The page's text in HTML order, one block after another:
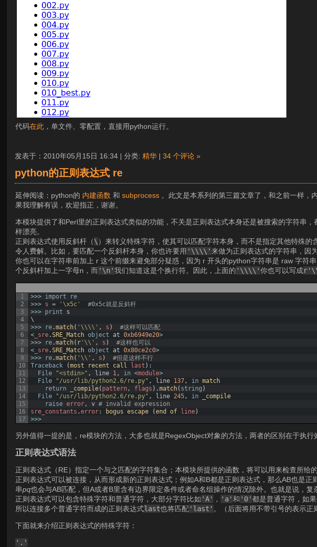
代码在此 ，单文件、零配置，直接用python运行。
发表于：2010年05月15日 16:34 | 分类: 精华 | 34 个评论 »
python的正则表达式 re
延伸阅读：python的 内建函数 和subprocess 。此文是本系列的第三篇文章了，和之前一样，
果我理解有误，欢迎指正，谢谢。
本模块提供了和Perl里的正则表达式类似的功能，不关是正则表达式本身还是被搜索的字符串
样漂亮。
正则表达式使用反斜杆（\ ）来转义特殊字符，使其可以匹配字符本身，而不是指定其他特殊
令人费解。比如，要匹配一个反斜杆本身，你也许要用 '\\\\'来做为正则表达式的字符串，因
你也可以在字符串前加上 r 这个前缀来避免部分疑惑，因为 r 开头的python字符串是 raw 字符
个反斜杆加上一字母n，而'\n'我们知道这是个换行符。因此，上面的 '\\\\'你也可以写成
1
2
3
4
5
6
7
8
9
10
11
12
13
14
15
16
17
>>> import
re
>>> s = '\x5c'
#0x5c就是反斜杆
>>> print
s
\
>>>
re.match( '\\\\' , s )
#这样可以匹配
< _sre.SRE_Match object at 0xb6949e20>
>>>
re.match( r '\\' , s )
#这样也可以
< _sre.SRE_Match object at 0x80ce2c0>
>>>
re.match( '\\' , s )
#但是这样不行
Traceback
(most recent call last ) :
File
"<stdin>" , line 1 , in <module>
File
"/usr/lib/python2.6/re.py" , line 137 , in match
return
_compile( pattern , flags ) .match( string )
File
"/usr/lib/python2.6/re.py" , line 245 , in
_compile
raise error , v # invalid expression
sre_constants .error: bogus escape (end of line)
>>>
另外值得一提的是，re模块的方法，大多也就是RegexObject对象的方法，两者的区别在于执行
正则表达式语法
正则表达式（RE）指定一个与之匹配的字符集合；本模块所提供的函数，将可以用来检查所给
正则表达式可以被连接，从而形成新的正则表达式；例如A和B都是正则表达式，那么AB也是正
串pq也会与AB匹配，但A或者B里含有边界限定条件或者命名组操作的情况除外。也就是说，复
正则表达式可以包含特殊字符和普通字符，大部分字符比如 'A' ， 'a'和 '0'都是普通字符，如
所以连接多个普通字符而成的正则表达式last也将匹配'last' 。（后面将用不带引号的表示正
下面就来介绍正则表达式的特殊字符：
'.'